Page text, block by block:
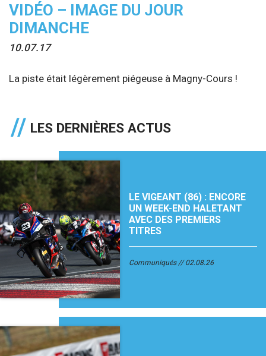
VIDÉO – IMAGE DU JOUR
DIMANCHE
10.07.17
La piste était légèrement piégeuse à Magny-Cours !
LES DERNIÈRES ACTUS
LE VIGEANT (86) : ENCORE
UN WEEK-END HALETANT
AVEC DES PREMIERS
TITRES
Communiqués 02.08.26